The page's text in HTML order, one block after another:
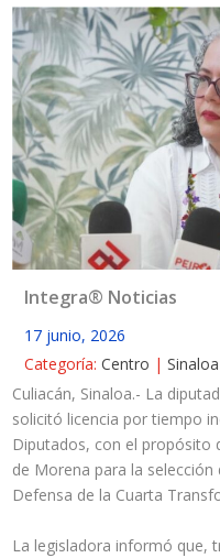
Integra® Noticias
17 junio, 2026
Categoría:Centro |Sinaloa
Culiacán, Sinaloa.- La
solicitó licencia por tiempo
Diputados, con el propósito
de Morena para la
Defensa de la Cuarta
La legisladora informó que,